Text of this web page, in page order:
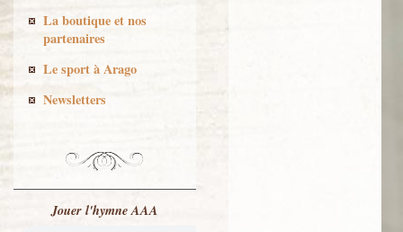
La boutique et nos
partenaires
Le sport à Arago
Newsletters
Jouer l'hymne AAA